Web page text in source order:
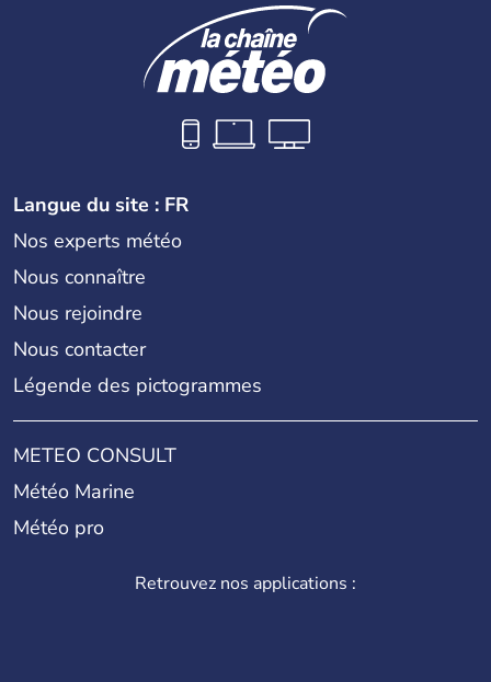
Langue du site : FR
Nos experts météo
Nous connaître
Nous rejoindre
Nous contacter
Légende des pictogrammes
METEO CONSULT
Météo Marine
Météo pro
Retrouvez nos applications :